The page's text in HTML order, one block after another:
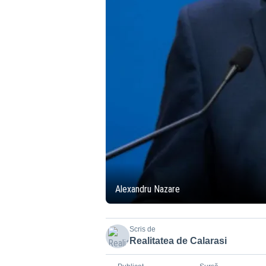
Alexandru Nazare
Scris de
Realitatea de Calarasi